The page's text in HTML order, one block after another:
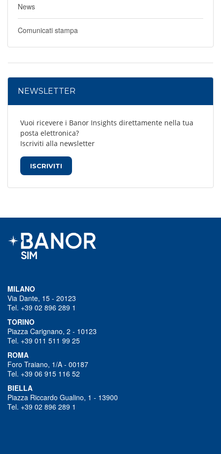
News
Comunicati stampa
NEWSLETTER
Vuoi ricevere i Banor Insights direttamente nella tua
posta elettronica?
Iscriviti alla newsletter
ISCRIVITI
MILANO
Via Dante, 15 - 20123
Tel. +39 02 896 289 1
TORINO
Piazza Carignano, 2 - 10123
Tel. +39 011 511 99 25
ROMA
Foro Traiano, 1/A - 00187
Tel. +39 06 915 116 52
BIELLA
Piazza Riccardo Gualino, 1 - 13900
Tel. +39 02 896 289 1